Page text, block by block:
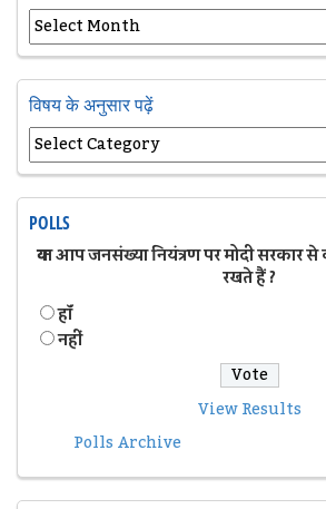
विषय के अनुसार पढ़ें
POLLS
क्या आप जनसंख्या नियंत्रण पर मोदी सरकार
रखते हैं ?
हॉं
नहीं
View Results
Polls Archive